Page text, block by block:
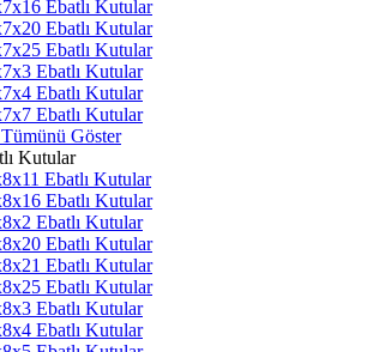
Ebatlı Kutular
Ebatlı Kutular
Ebatlı Kutular
Ebatlı Kutular
Ebatlı Kutular
Ebatlı Kutular
Tümünü Göster
Kutular
Ebatlı Kutular
Ebatlı Kutular
Ebatlı Kutular
Ebatlı Kutular
Ebatlı Kutular
Ebatlı Kutular
Ebatlı Kutular
Ebatlı Kutular